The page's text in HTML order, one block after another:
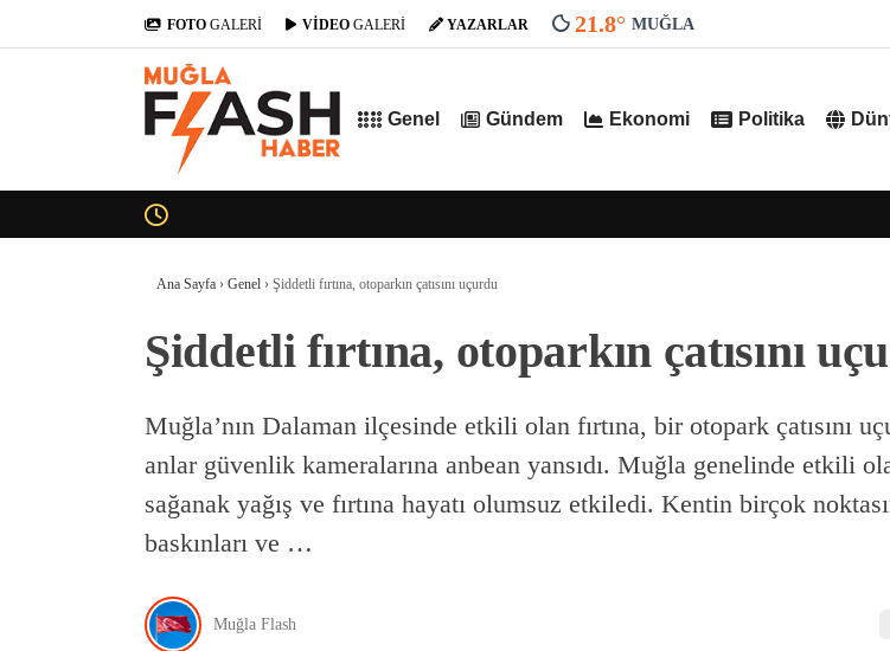
FOTO GALERİ VİDEO GALERİ YAZARLAR 21.8° MUĞLA
Genel Gündem Ekonomi Politika
Ana Sayfa › Genel › Şiddetli fırtına, otoparkın çatısını uçurdu
Şiddetli fırtına, otoparkın çatısını
Muğla’nın Dalaman ilçesinde etkili olan fırtına, bir otopark çatısını
anlar güvenlik kameralarına anbean yansıdı. Muğla genelinde etkili
sağanak yağış ve fırtına hayatı olumsuz etkiledi. Kentin birçok
baskınları ve …
Muğla Flash